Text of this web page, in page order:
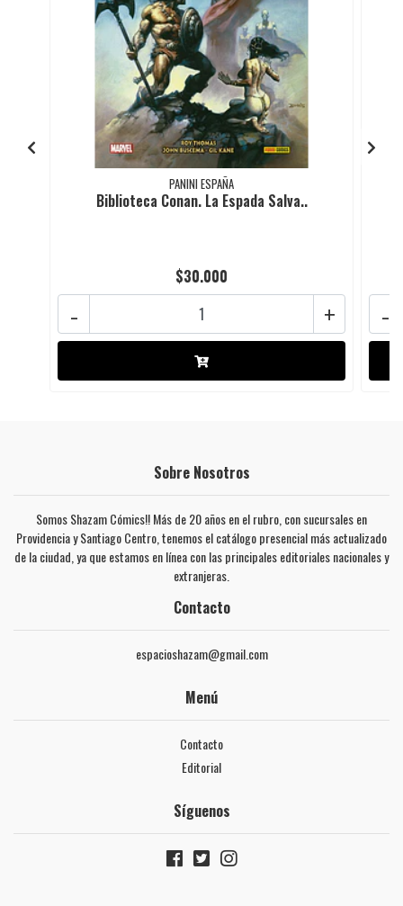
PANINI ESPAÑA
Biblioteca Conan. La Espada Salva..
$30.000
+
- -
Sobre Nosotros
Somos Shazam Cómics!! Más de 20 años en el rubro, con sucursales en
Providencia y Santiago Centro, tenemos el catálogo presencial más actualizado
de la ciudad, ya que estamos en línea con las principales editoriales nacionales y
extranjeras.
Contacto
espacioshazam@gmail.com
Menú
Contacto
Editorial
Síguenos